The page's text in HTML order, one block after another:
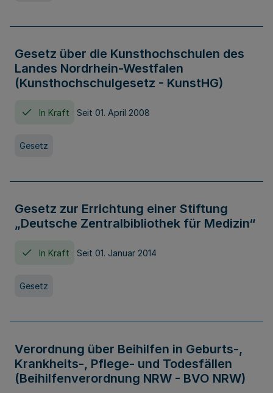
Gesetz über die Kunsthochschulen des
Landes Nordrhein-Westfalen
(Kunsthochschulgesetz - KunstHG)
In Kraft Seit 01. April 2008
Gesetz
Gesetz zur Errichtung einer Stiftung
„Deutsche Zentralbibliothek für Medizin“
In Kraft Seit 01. Januar 2014
Gesetz
Verordnung über Beihilfen in Geburts-,
Krankheits-, Pflege- und Todesfällen
(Beihilfenverordnung NRW - BVO NRW)